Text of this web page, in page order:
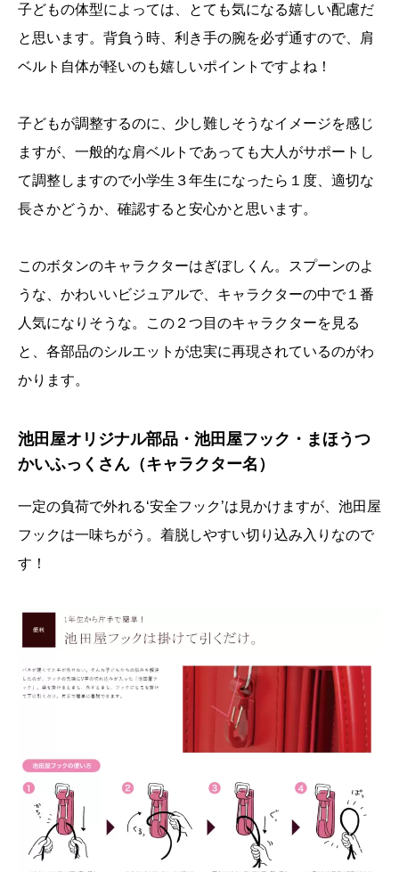
子どもの体型によっては、とても気になる嬉しい配慮だ
と思います。背負う時、利き手の腕を必ず通すので、肩
ベルト自体が軽いのも嬉しいポイントですよね！
子どもが調整するのに、少し難しそうなイメージを感じ
ますが、一般的な肩ベルトであっても大人がサポートし
て調整しますので小学生３年生になったら１度、適切な
長さかどうか、確認すると安心かと思います。
このボタンのキャラクターはぎぼしくん。スプーンのよ
うな、かわいいビジュアルで、キャラクターの中で１番
人気になりそうな。この２つ目のキャラクターを見る
と、各部品のシルエットが忠実に再現されているのがわ
かります。
池田屋オリジナル部品・池田屋フック・まほうつ
かいふっくさん（キャラクター名）
一定の負荷で外れる‘安全フック’は見かけますが、池田屋
フックは一味ちがう。着脱しやすい切り込み入りなので
す！